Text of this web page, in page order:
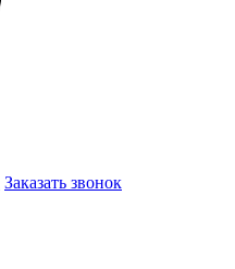
Заказать звонок